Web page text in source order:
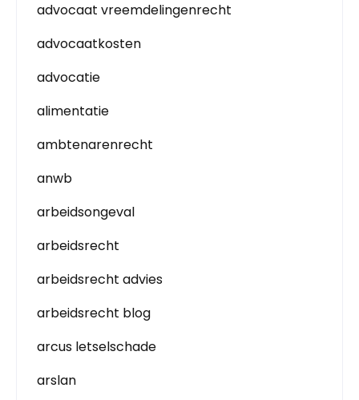
advocaat vreemdelingenrecht
advocaatkosten
advocatie
alimentatie
ambtenarenrecht
anwb
arbeidsongeval
arbeidsrecht
arbeidsrecht advies
arbeidsrecht blog
arcus letselschade
arslan